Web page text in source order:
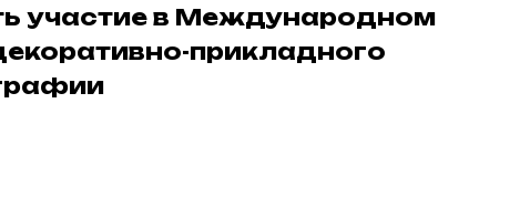
участие в Международном
прикладного